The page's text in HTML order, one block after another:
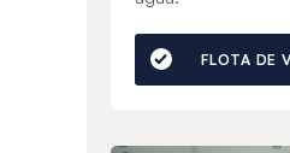
FLOTA DE